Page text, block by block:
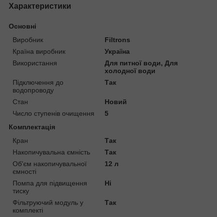
Характеристики
Основні
Виробник
Filtrons
Країна виробник
Україна
Використання
Для питної води, Для
холодної води
Підключення до
водопроводу
Так
Стан
Новий
Число ступенів очищення
5
Комплектація
Кран
Так
Накопичувальна ємність
Так
Об'єм накопичувальної
ємності
12 л
Помпа для підвищення
тиску
Ні
Фільтруючий модуль у
комплекті
Так